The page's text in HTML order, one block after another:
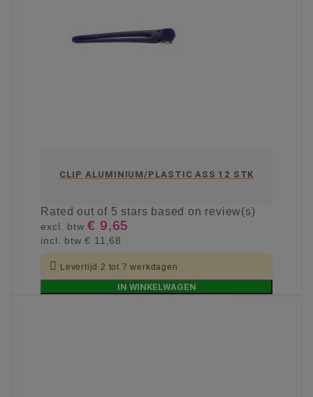
CLIP ALUMINIUM/PLASTIC ASS 12 STK
Ratedout of 5 stars based on review(s)
excl. btw€ 9,65
incl. btw€ 11,68
 Levertijd 2 tot 7 werkdagen
IN WINKELWAGEN